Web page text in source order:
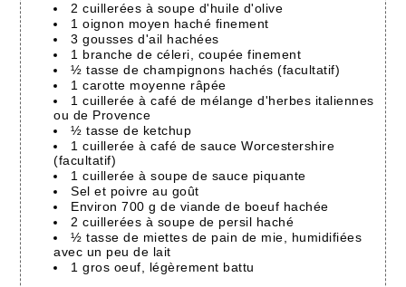
2 cuillerées à soupe d'huile d'olive
1 oignon moyen haché finement
3 gousses d'ail hachées
1 branche de céleri, coupée finement
½ tasse de champignons hachés (facultatif)
1 carotte moyenne râpée
1 cuillerée à café de mélange d'herbes italiennes
ou de Provence
½ tasse de ketchup
1 cuillerée à café de sauce Worcestershire
(facultatif)
1 cuillerée à soupe de sauce piquante
Sel et poivre au goût
Environ 700 g de viande de boeuf hachée
2 cuillerées à soupe de persil haché
½ tasse de miettes de pain de mie, humidifiées
avec un peu de lait
1 gros oeuf, légèrement battu